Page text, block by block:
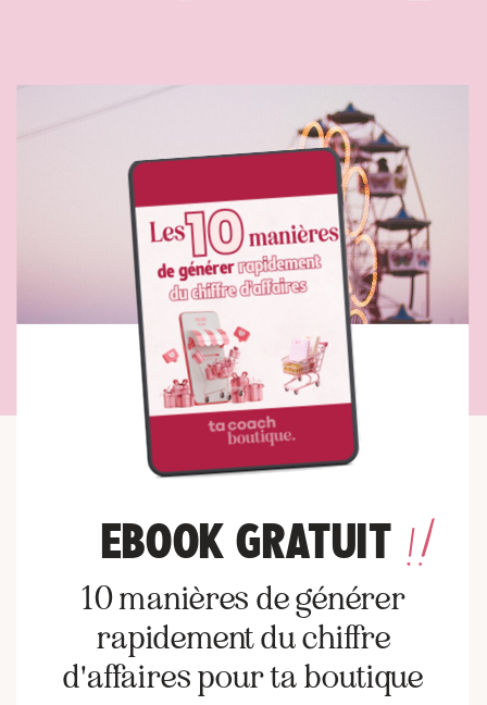
10 manières de générer
rapidement du chiffre
d'affaires pour ta boutique
EBOOK GRATUIT